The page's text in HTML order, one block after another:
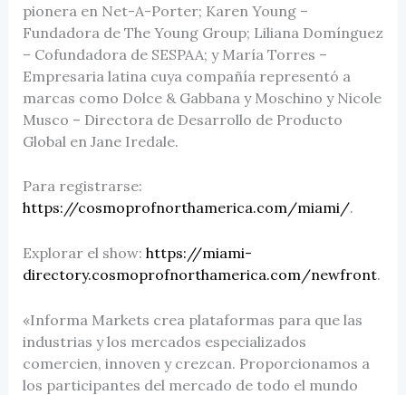
pionera en Net-A-Porter; Karen Young –
Fundadora de The Young Group; Liliana Domínguez
– Cofundadora de SESPAA; y María Torres –
Empresaria latina cuya compañía representó a
marcas como Dolce & Gabbana y Moschino y Nicole
Musco – Directora de Desarrollo de Producto
Global en Jane Iredale.
Para registrarse:
https://cosmoprofnorthamerica.com/miami/.
Explorar el show: https://miami-
directory.cosmoprofnorthamerica.com/newfront.
«Informa Markets crea plataformas para que las
industrias y los mercados especializados
comercien, innoven y crezcan. Proporcionamos a
los participantes del mercado de todo el mundo